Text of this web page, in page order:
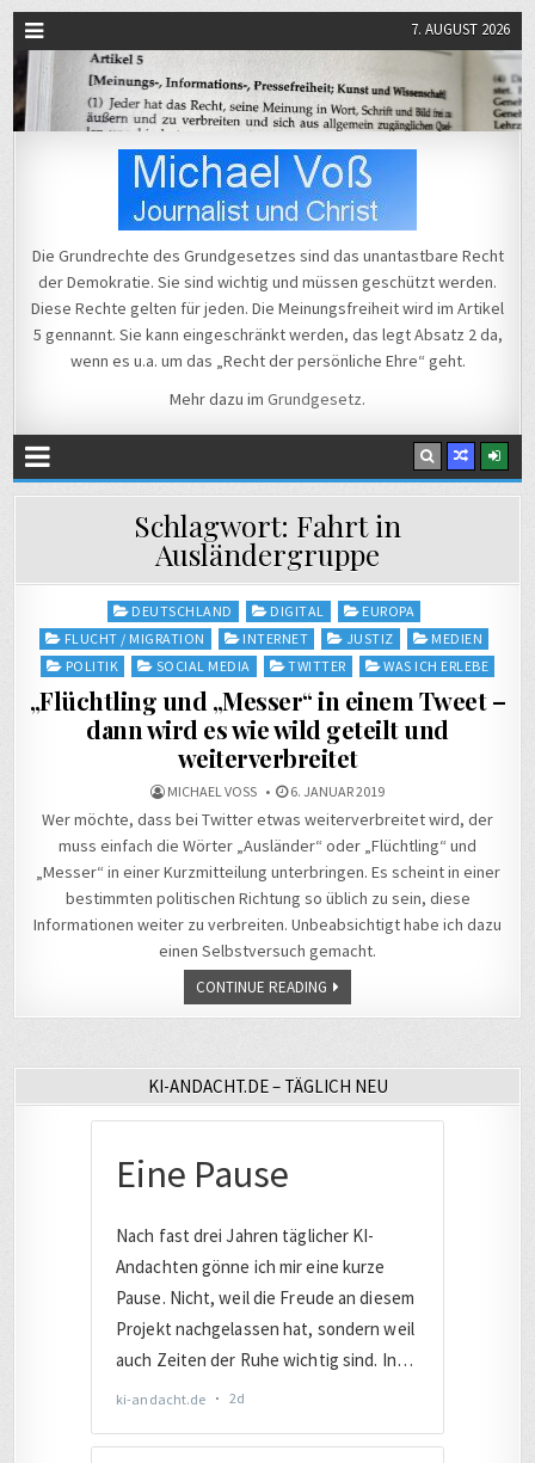
7. AUGUST 2026
Michael Voß
Die Grundrechte des Grundgesetzes sind das unantastbare Recht
der Demokratie. Sie sind wichtig und müssen geschützt werden.
Diese Rechte gelten für jeden. Die Meinungsfreiheit wird im Artikel
5 gennannt. Sie kann eingeschränkt werden, das legt Absatz 2 da,
wenn es u.a. um das „Recht der persönliche Ehre“ geht.
Mehr dazu im Grundgesetz.
Schlagwort: Fahrt in
Ausländergruppe
Posted
in
DEUTSCHLAND DIGITAL
EUROPA
FLUCHT / MIGRATION
INTERNET JUSTIZ
MEDIEN
POLITIK
SOCIAL MEDIA TWITTER WAS ICH ERLEBE
„Flüchtling und „Messer“ in einem Tweet –
dann wird es wie wild geteilt und
weiterverbreitet
MICHAEL VOSS 6. JANUAR 2019
Wer möchte, dass bei Twitter etwas weiterverbreitet wird, der
muss einfach die Wörter „Ausländer“ oder „Flüchtling“ und
„Messer“ in einer Kurzmitteilung unterbringen. Es scheint in einer
bestimmten politischen Richtung so üblich zu sein, diese
Informationen weiter zu verbreiten. Unbeabsichtigt habe ich dazu
einen Selbstversuch gemacht.
CONTINUE READING
KI-ANDACHT.DE – TÄGLICH NEU